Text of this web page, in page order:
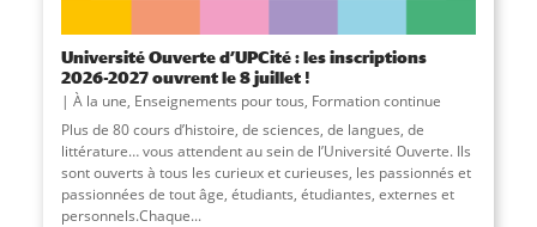
Université Ouverte d’UPCité : les inscriptions
2026-2027 ouvrent le 8 juillet !
À la une, Enseignements pour tous, Formation continue
Plus de 80 cours d’histoire, de sciences, de langues, de
littérature… vous attendent au sein de l’Université Ouverte. Ils
sont ouverts à tous les curieux et curieuses, les passionnés et
passionnées de tout âge, étudiants, étudiantes, externes et
personnels.Chaque...